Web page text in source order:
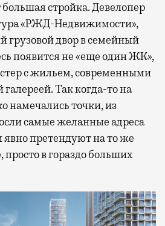
стройка. Девелопер
«РЖД-Недвижимости»,
грузовой двор в семейный
появится не «еще один ЖК»,
с жильем, современными
Так когда-то на
намечались точки, из
самые желанные адреса
явно претендуют на то же
просто в гораздо больших